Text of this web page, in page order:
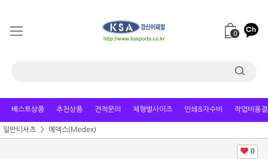
0
베스트상품 추천상품 견적문의 체형별사이즈 인쇄&자수비 작업비용
일반티셔츠 메덱스(Medex)
0